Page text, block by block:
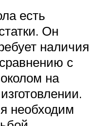
есть
Он
наличия
с
на
необходим